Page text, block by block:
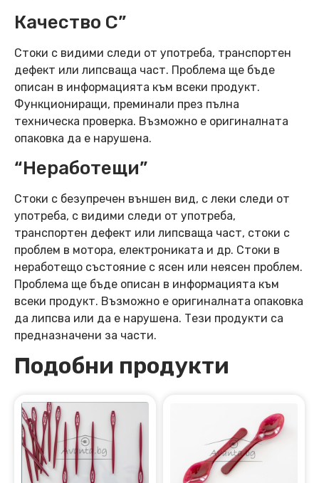
Качество C”
Стоки с видими следи от употреба, транспортен
дефект или липсваща част. Проблема ще бъде
описан в информацията към всеки продукт.
Функциониращи, преминали през пълна
техническа проверка. Възможно е оригиналната
опаковка да е нарушена.
“Неработещи”
Стоки с безупречен външен вид, с леки следи от
употреба, с видими следи от употреба,
транспортен дефект или липсваща част, стоки с
проблем в мотора, електрониката и др. Стоки в
неработещо състояние с ясен или неясен проблем.
Проблема ще бъде описан в информацията към
всеки продукт. Възможно е оригиналната опаковка
да липсва или да е нарушена. Тези продукти са
предназначени за части.
Подобни продукти